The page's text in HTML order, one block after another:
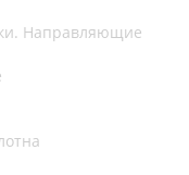
Направляющие